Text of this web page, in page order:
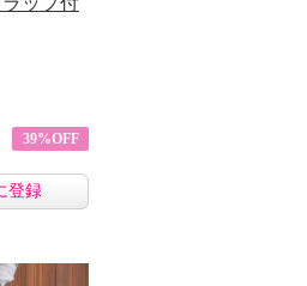
39%OFF
登録